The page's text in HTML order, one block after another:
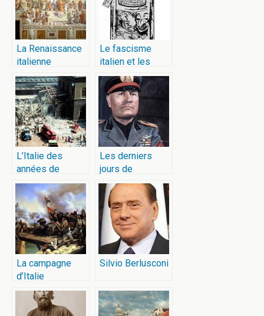
La Renaissance
italienne
Le fascisme
italien et les
Juifs
L’Italie des
années de
plomb
Les derniers
jours de
Mussolini
La campagne
d’Italie
Silvio Berlusconi